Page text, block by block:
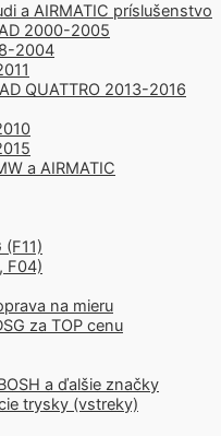
a AIRMATIC príslušenstvo
2000-2005
2004
QUATTRO 2013-2016
a AIRMATIC
(F11)
F04)
na mieru
za TOP cenu
a ďalšie značky
trysky (vstreky)